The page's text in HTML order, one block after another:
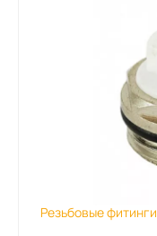
Резьбовые фитинги